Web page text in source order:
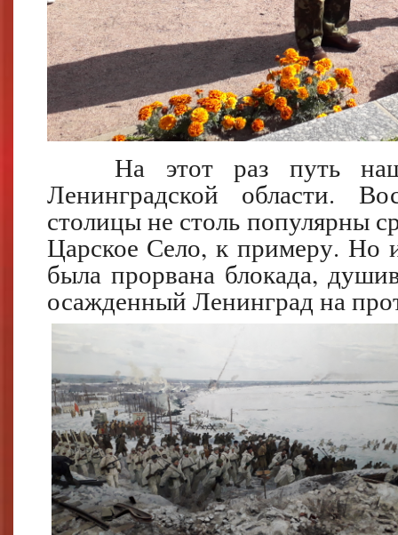
На этот раз путь
Ленинградской области.
столицы не столь популярны
Царское Село, к примеру. Но
была прорвана блокада,
осажденный Ленинград на